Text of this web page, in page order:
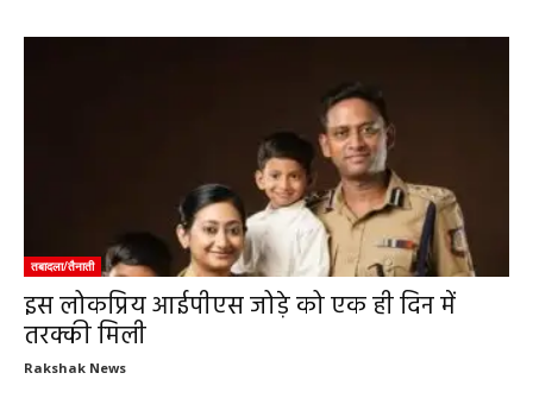
तबादला/तैनाती
इस लोकप्रिय आईपीएस जोड़े को एक ही दिन में
तरक्की मिली
Rakshak News